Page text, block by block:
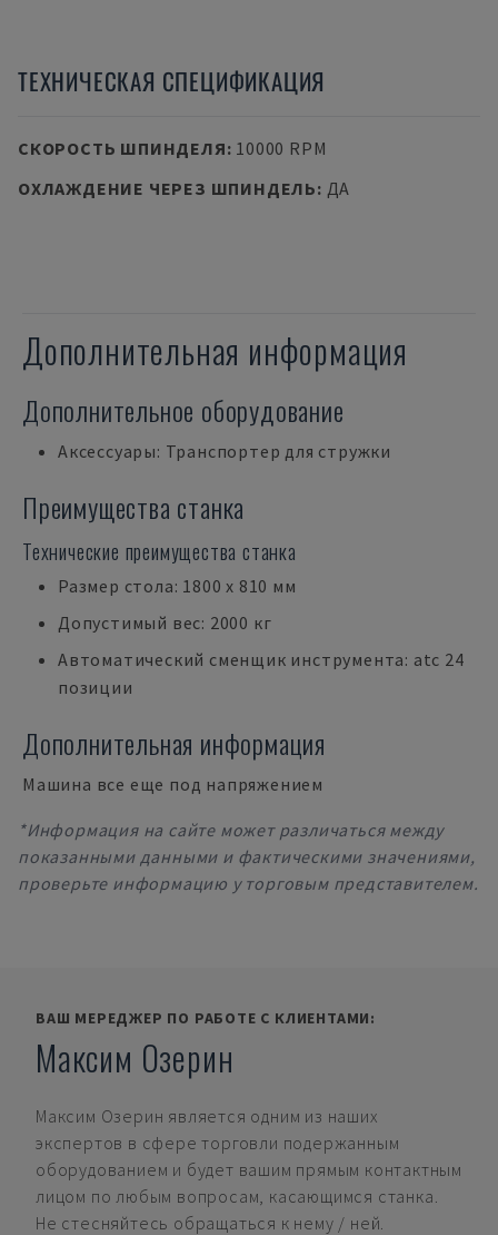
ТЕХНИЧЕСКАЯ СПЕЦИФИКАЦИЯ
СКОРОСТЬ ШПИНДЕЛЯ: 10000 RPM
ОХЛАЖДЕНИЕ ЧЕРЕЗ ШПИНДЕЛЬ: ДА
Дополнительная информация
Дополнительное оборудование
Аксессуары: Транспортер для стружки
Преимущества станка
Технические преимущества станка
Размер стола: 1800 x 810 мм
Допустимый вес: 2000 кг
Автоматический сменщик инструмента: atc 24
позиции
Дополнительная информация
Машина все еще под напряжением
*Информация на сайте может различаться между
показанными данными и фактическими значениями,
проверьте информацию у торговым представителем.
ВАШ МЕРЕДЖЕР ПО РАБОТЕ С КЛИЕНТАМИ:
Максим Озерин
Максим Озерин является одним из наших
экспертов в сфере торговли подержанным
оборудованием и будет вашим прямым контактным
лицом по любым вопросам, касающимся станка.
Не стесняйтесь обращаться к нему / ней.